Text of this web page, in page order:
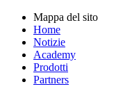
Mappa del sito
Home
Notizie
Academy
Prodotti
Partners